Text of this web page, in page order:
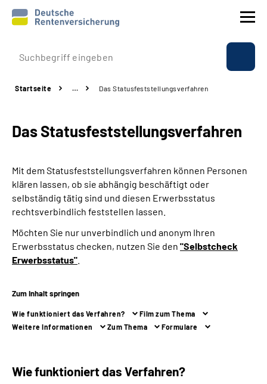
Prävention
Rente
Beratung & Kontakt
Experten
Über uns & Presse
Online-Services
Suche
Language
Startseite … Das Statusfeststellungs­verfahren
Das Statusfeststellungs­verfahren
Mit dem Statusfeststellungsverfahren können Personen
klären lassen, ob sie abhängig beschäftigt oder
selbständig tätig sind und diesen Erwerbsstatus
rechtsverbindlich feststellen lassen.
Möchten Sie nur unverbindlich und anonym Ihren
Erwerbsstatus checken, nutzen Sie den "Selbstcheck
Erwerbsstatus"
Zum Inhalt springen
Wie funktioniert das Verfahren?
Film zum Thema
Weitere Informationen
Zum Thema Formulare
Wie funktioniert das Verfahren?